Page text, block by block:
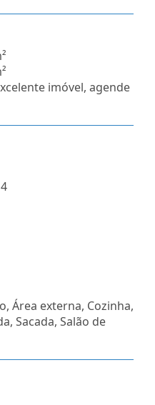
imóvel, agende
Área externa, Cozinha,
Sacada, Salão de